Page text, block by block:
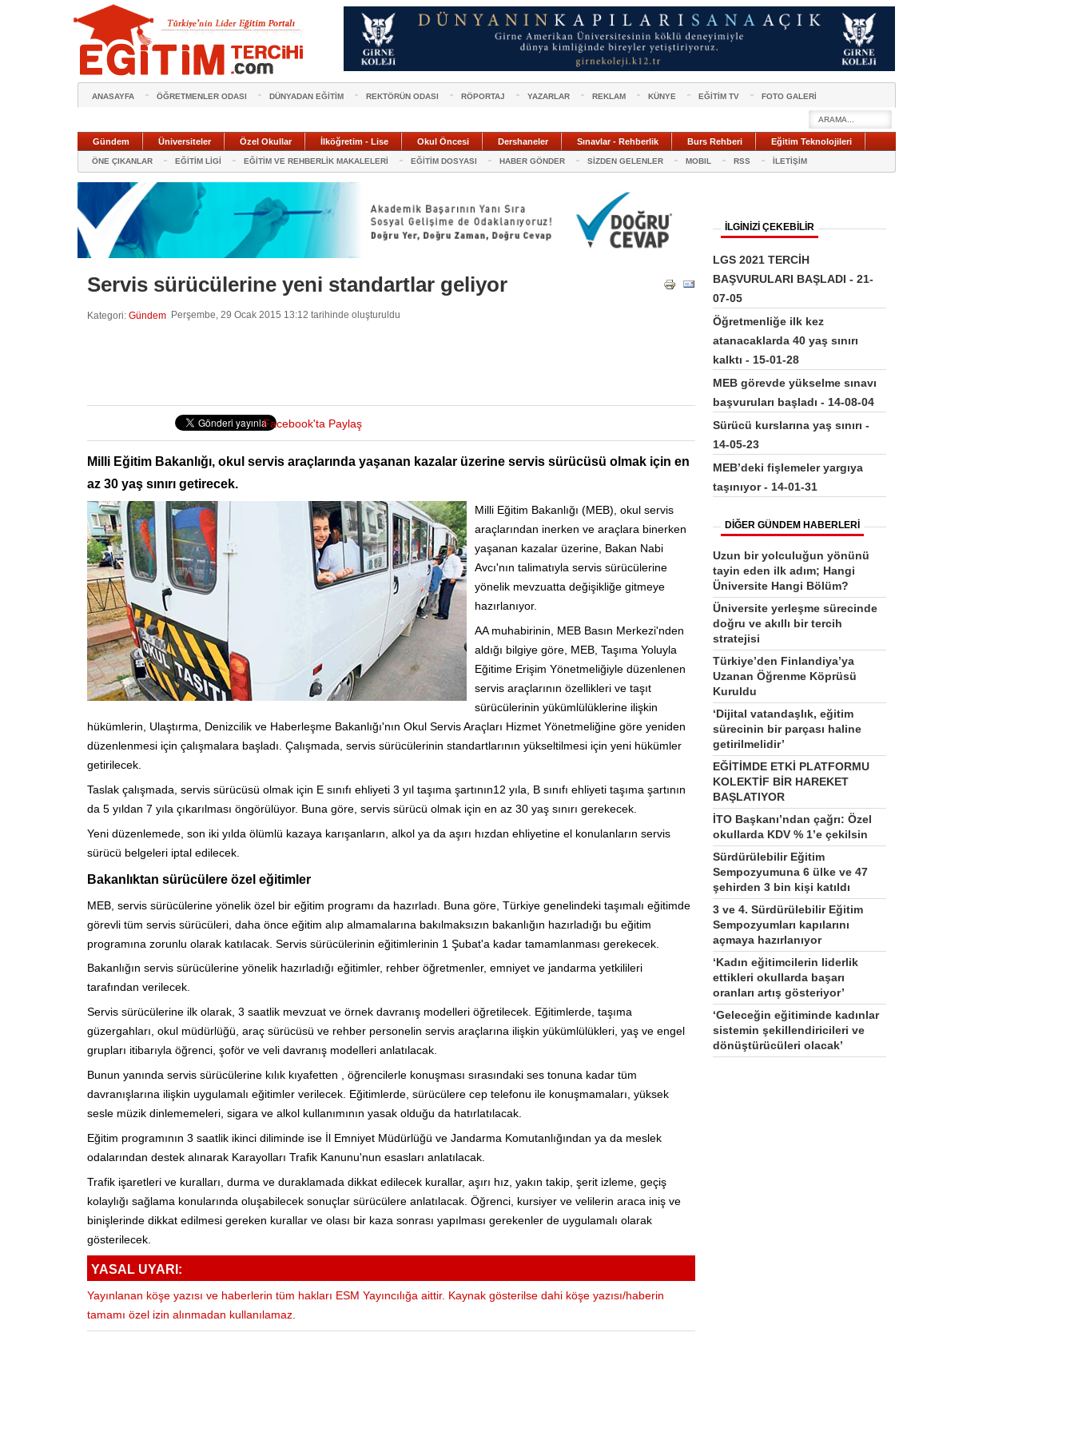
ANASAYFA ÖĞRETMENLER ODASI DÜNYADAN EĞİTİM REKTÖRÜN ODASI RÖPORTAJ YAZARLAR REKLAM KÜNYE EĞİTİM TV FOTO GALERİ
Gündem Üniversiteler Özel Okullar İlköğretim - Lise Okul Öncesi Dershaneler Sınavlar - Rehberlik Burs Rehberi Eğitim Teknolojileri
ÖNE ÇIKANLAR EĞİTİM LİGİ EĞİTİM VE REHBERLİK MAKALELERİ EĞİTİM DOSYASI HABER GÖNDER SİZDEN GELENLER MOBIL RSS İLETİŞİM
Servis sürücülerine yeni standartlar geliyor
Kategori: Gündem Perşembe, 29 Ocak 2015 13:12 tarihinde oluşturuldu
Facebook'ta Paylaş
Milli Eğitim Bakanlığı, okul servis araçlarında yaşanan kazalar üzerine servis sürücüsü olmak için en
az 30 yaş sınırı getirecek.
Milli Eğitim Bakanlığı (MEB), okul servis
araçlarından inerken ve araçlara binerken
yaşanan kazalar üzerine, Bakan Nabi
Avcı'nın talimatıyla servis sürücülerine
yönelik mevzuatta değişikliğe gitmeye
hazırlanıyor.
AA muhabirinin, MEB Basın Merkezi'nden
aldığı bilgiye göre, MEB, Taşıma Yoluyla
Eğitime Erişim Yönetmeliğiyle düzenlenen
servis araçlarının özellikleri ve taşıt
sürücülerinin yükümlülüklerine ilişkin
hükümlerin, Ulaştırma, Denizcilik ve Haberleşme Bakanlığı'nın Okul Servis Araçları Hizmet Yönetmeliğine göre yeniden
düzenlenmesi için çalışmalara başladı. Çalışmada, servis sürücülerinin standartlarının yükseltilmesi için yeni hükümler
getirilecek.
Taslak çalışmada, servis sürücüsü olmak için E sınıfı ehliyeti 3 yıl taşıma şartının12 yıla, B sınıfı ehliyeti taşıma şartının
da 5 yıldan 7 yıla çıkarılması öngörülüyor. Buna göre, servis sürücü olmak için en az 30 yaş sınırı gerekecek.
Yeni düzenlemede, son iki yılda ölümlü kazaya karışanların, alkol ya da aşırı hızdan ehliyetine el konulanların servis
sürücü belgeleri iptal edilecek.
Bakanlıktan sürücülere özel eğitimler
MEB, servis sürücülerine yönelik özel bir eğitim programı da hazırladı. Buna göre, Türkiye genelindeki taşımalı eğitimde
görevli tüm servis sürücüleri, daha önce eğitim alıp almamalarına bakılmaksızın bakanlığın hazırladığı bu eğitim
programına zorunlu olarak katılacak. Servis sürücülerinin eğitimlerinin 1 Şubat'a kadar tamamlanması gerekecek.
Bakanlığın servis sürücülerine yönelik hazırladığı eğitimler, rehber öğretmenler, emniyet ve jandarma yetkilileri
tarafından verilecek.
Servis sürücülerine ilk olarak, 3 saatlik mevzuat ve örnek davranış modelleri öğretilecek. Eğitimlerde, taşıma
güzergahları, okul müdürlüğü, araç sürücüsü ve rehber personelin servis araçlarına ilişkin yükümlülükleri, yaş ve engel
grupları itibarıyla öğrenci, şoför ve veli davranış modelleri anlatılacak.
Bunun yanında servis sürücülerine kılık kıyafetten , öğrencilerle konuşması sırasındaki ses tonuna kadar tüm
davranışlarına ilişkin uygulamalı eğitimler verilecek. Eğitimlerde, sürücülere cep telefonu ile konuşmamaları, yüksek
sesle müzik dinlememeleri, sigara ve alkol kullanımının yasak olduğu da hatırlatılacak.
Eğitim programının 3 saatlik ikinci diliminde ise İl Emniyet Müdürlüğü ve Jandarma Komutanlığından ya da meslek
odalarından destek alınarak Karayolları Trafik Kanunu'nun esasları anlatılacak.
Trafik işaretleri ve kuralları, durma ve duraklamada dikkat edilecek kurallar, aşırı hız, yakın takip, şerit izleme, geçiş
kolaylığı sağlama konularında oluşabilecek sonuçlar sürücülere anlatılacak. Öğrenci, kursiyer ve velilerin araca iniş ve
binişlerinde dikkat edilmesi gereken kurallar ve olası bir kaza sonrası yapılması gerekenler de uygulamalı olarak
gösterilecek.
YASAL UYARI:
Yayınlanan köşe yazısı ve haberlerin tüm hakları ESM Yayıncılığa aittir. Kaynak gösterilse dahi köşe yazısı/haberin
tamamı özel izin alınmadan kullanılamaz.
İLGİNİZİ ÇEKEBİLİR
LGS 2021 TERCİH
BAŞVURULARI BAŞLADI - 21-
07-05
Öğretmenliğe ilk kez
atanacaklarda 40 yaş sınırı
kalktı - 15-01-28
MEB görevde yükselme sınavı
başvuruları başladı - 14-08-04
Sürücü kurslarına yaş sınırı -
14-05-23
MEB’deki fişlemeler yargıya
taşınıyor - 14-01-31
DİĞER GÜNDEM HABERLERİ
Uzun bir yolculuğun yönünü
tayin eden ilk adım; Hangi
Üniversite Hangi Bölüm?
Üniversite yerleşme sürecinde
doğru ve akıllı bir tercih
stratejisi
Türkiye’den Finlandiya’ya
Uzanan Öğrenme Köprüsü
Kuruldu
‘Dijital vatandaşlık, eğitim
sürecinin bir parçası haline
getirilmelidir’
EĞİTİMDE ETKİ PLATFORMU
KOLEKTİF BİR HAREKET
BAŞLATIYOR
İTO Başkanı’ndan çağrı: Özel
okullarda KDV % 1’e çekilsin
Sürdürülebilir Eğitim
Sempozyumuna 6 ülke ve 47
şehirden 3 bin kişi katıldı
3 ve 4. Sürdürülebilir Eğitim
Sempozyumları kapılarını
açmaya hazırlanıyor
‘Kadın eğitimcilerin liderlik
ettikleri okullarda başarı
oranları artış gösteriyor’
‘Geleceğin eğitiminde kadınlar
sistemin şekillendiricileri ve
dönüştürücüleri olacak’